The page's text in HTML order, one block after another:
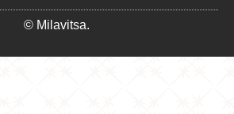
© Milavitsa.